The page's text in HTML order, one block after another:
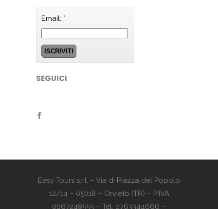
Email: *
SEGUICI
Easy Tours s.r.l. – Via di Piazza del Popolo
12/14 – 05018 – Orvieto (TR) – P.IVA
0067248555 – Tel. 0763344666 –